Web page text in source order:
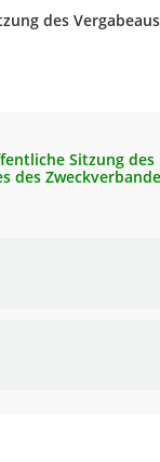
des
Sitzung des
des